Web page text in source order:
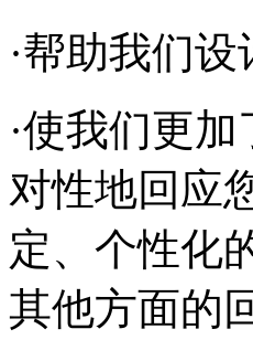
·帮助我们
·使我们更
对性地回应
定、个性化
其他方面的